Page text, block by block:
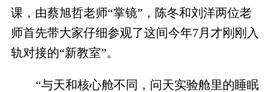
课，由蔡旭哲老师“掌镜”，陈冬和刘洋两位老
师首先带大家仔细参观了这间今年7月才刚刚入
轨对接的“新教室”。
“与天和核心舱不同，问天实验舱里的睡眠